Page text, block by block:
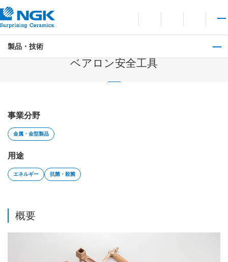
言語切り替えメニュー
サイト内検索を開
お問い合わせ
メイ
製品・技術
ベアロン安全工具
事業分野
金属・金型製品
用途
エネルギー 抗菌・殺菌
概要